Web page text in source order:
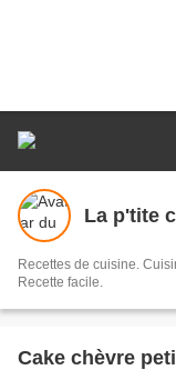
La p'tite
Recettes de cuisine.
Recette facile.
Cake chèvre